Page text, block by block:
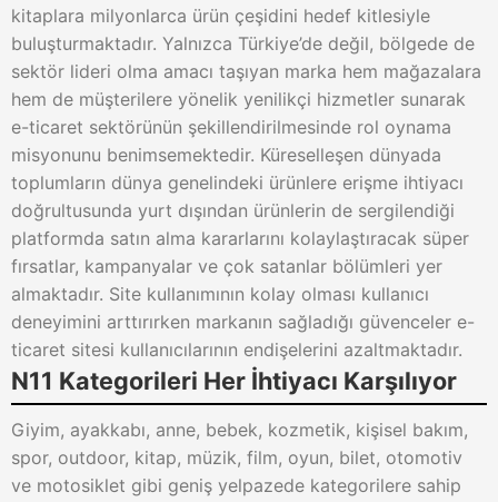
kitaplara milyonlarca ürün çeşidini hedef kitlesiyle
buluşturmaktadır. Yalnızca Türkiye’de değil, bölgede de
sektör lideri olma amacı taşıyan marka hem mağazalara
hem de müşterilere yönelik yenilikçi hizmetler sunarak
e-ticaret sektörünün şekillendirilmesinde rol oynama
misyonunu benimsemektedir. Küreselleşen dünyada
toplumların dünya genelindeki ürünlere erişme ihtiyacı
doğrultusunda yurt dışından ürünlerin de sergilendiği
platformda satın alma kararlarını kolaylaştıracak süper
fırsatlar, kampanyalar ve çok satanlar bölümleri yer
almaktadır. Site kullanımının kolay olması kullanıcı
deneyimini arttırırken markanın sağladığı güvenceler e-
ticaret sitesi kullanıcılarının endişelerini azaltmaktadır.
N11 Kategorileri Her İhtiyacı Karşılıyor
Giyim, ayakkabı, anne, bebek, kozmetik, kişisel bakım,
spor, outdoor, kitap, müzik, film, oyun, bilet, otomotiv
ve motosiklet gibi geniş yelpazede kategorilere sahip